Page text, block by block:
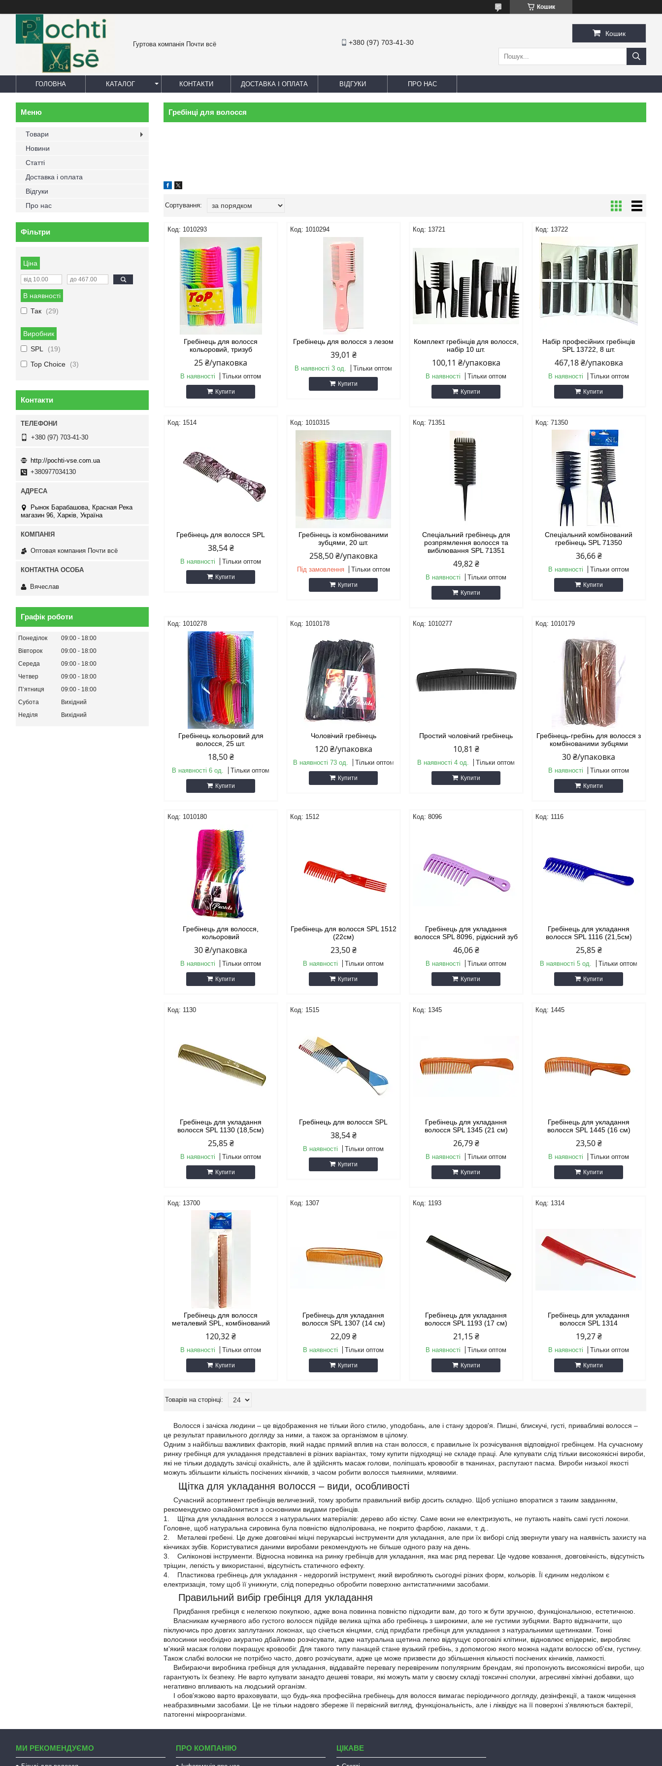
Кошик
Гуртова компанія Почти всё +380 (97) 703-41-30
Кошик
ГОЛОВНА КАТАЛОГ КОНТАКТИ ДОСТАВКА І ОПЛАТА ВІДГУКИ ПРО НАС
Гребінці для волосся
1010293
Гребінець для волосся
кольоровий, тризуб
25 ₴/упаковка
В наявності Тільки оптом
Купити
1010294
Гребінець для волосся з лезом
39,01 ₴
В наявності 3 од. Тільки оптом
Купити
13721
Комплект гребінців для волосся,
набір 10 шт.
100,11 ₴/упаковка
В наявності Тільки оптом
Купити
13722
Набір професійних гребінців
SPL 13722, 8 шт.
467,18 ₴/упаковка
В наявності Тільки оптом
Купити
1514
Гребінець для волосся SPL
38,54 ₴
В наявності Тільки оптом
Купити
1010315
Гребінець із комбінованими
зубцями, 20 шт.
258,50 ₴/упаковка
Під замовлення Тільки оптом
Купити
71351
Спеціальний гребінець для
розпрямлення волосся та
вибілювання SPL 71351
49,82 ₴
В наявності Тільки оптом
Купити
71350
Спеціальний комбінований
гребінець SPL 71350
36,66 ₴
В наявності Тільки оптом
Купити
1010278
Гребінець кольоровий для
волосся, 25 шт.
18,50 ₴
В наявності 6 од. Тільки оптом
Купити
1010178
Чоловічий гребінець
120 ₴/упаковка
В наявності 73 од. Тільки оптом
Купити
1010277
Простий чоловічий гребінець
10,81 ₴
В наявності 4 од. Тільки оптом
Купити
1010179
Гребінець-гребінь для волосся з
комбінованими зубцями
30 ₴/упаковка
В наявності Тільки оптом
Купити
1010180
Гребінець для волосся,
кольоровий
30 ₴/упаковка
В наявності Тільки оптом
Купити
1512
Гребінець для волосся SPL 1512
(22см)
23,50 ₴
В наявності Тільки оптом
Купити
8096
Гребінець для укладання
волосся SPL 8096, рідкісний зуб
46,06 ₴
В наявності Тільки оптом
Купити
1116
Гребінець для укладання
волосся SPL 1116 (21,5см)
25,85 ₴
В наявності 5 од. Тільки оптом
Купити
1130
Гребінець для укладання
волосся SPL 1130 (18,5см)
25,85 ₴
В наявності Тільки оптом
Купити
1515
Гребінець для волосся SPL
38,54 ₴
В наявності Тільки оптом
Купити
1345
Гребінець для укладання
волосся SPL 1345 (21 см)
26,79 ₴
В наявності Тільки оптом
Купити
1445
Гребінець для укладання
волосся SPL 1445 (16 см)
23,50 ₴
В наявності Тільки оптом
Купити
13700
Гребінець для волосся
металевий SPL, комбінований
120,32 ₴
В наявності Тільки оптом
Купити
1307
Гребінець для укладання
волосся SPL 1307 (14 см)
22,09 ₴
В наявності Тільки оптом
Купити
1193
Гребінець для укладання
волосся SPL 1193 (17 см)
21,15 ₴
В наявності Тільки оптом
Купити
1314
Гребінець для укладання
волосся SPL 1314
19,27 ₴
В наявності Тільки оптом
Купити
Волосся і зачіска людини – це відображення не тільки його стилю, уподобань, але і стану здоров'я. Пишні, блискучі, густі, привабливі волосся –
це результат правильного догляду за ними, а також за організмом в цілому.
Одним з найбільш важливих факторів, який надає прямий вплив на стан волосся, є правильне їх розчісування відповідної гребінцем. На сучасному
ринку гребінця для укладання представлені в різних варіантах, тому купити підходящі не складе праці. Але купувати слід тільки високоякісні вироби,
які не тільки додадуть зачісці охайність, але й здійснять масаж голови, поліпшать кровообіг в тканинах, распутают пасма. Вироби низької якості
можуть збільшити кількість посічених кінчиків, з часом робити волосся тьмяними, млявими.
Щітка для укладання волосся – види, особливості
Сучасний асортимент гребінців величезний, тому зробити правильний вибір досить складно. Щоб успішно впоратися з таким завданням,
рекомендуємо ознайомитися з основними видами гребінців.
1. Щітка для укладання волосся з натуральних матеріалів: дерево або кістку. Саме вони не електризують, не путають навіть самі густі локони.
Головне, щоб натуральна сировина була повністю відполірована, не покрито фарбою, лаками, т. д..
2. Металеві гребені. Це дуже довговічні міцні перукарські інструменти для укладання, але при їх виборі слід звернути увагу на наявність захисту на
кінчиках зубів. Користуватися даними виробами рекомендують не більше одного разу на день.
3. Силіконові інструменти. Відносна новинка на ринку гребінців для укладання, яка має ряд переваг. Це чудове ковзання, довговічність, відсутність
тріщин, легкість у використанні, відсутність статичного ефекту.
4. Пластикова гребінець для укладання - недорогий інструмент, який виробляють сьогодні різних форм, кольорів. Її єдиним недоліком є
електризація, тому щоб її уникнути, слід попередньо обробити поверхню антистатичними засобами.
Правильний вибір гребінця для укладання
Придбання гребінця є нелегкою покупкою, адже вона повинна повністю підходити вам, до того ж бути зручною, функціональною, естетичною.
Власникам кучерявого або густого волосся підійде велика щітка або гребінець з широкими, але не густими зубцями. Варто відзначити, що
піклуючись про довгих заплутаних локонах, що січеться кінцями, слід придбати гребінця для укладання з натуральними щетинками. Тонкі
волосинки необхідно акуратно дбайливо розчісувати, адже натуральна щетина легко відлущує ороговілі клітини, відновлює епідерміс, виробляє
м'який масаж голови покращує кровообіг. Для такого типу панацей стане вузький гребінь, з допомогою якого можна надати волоссю об'єм, густину.
Також слабкі волоски не потрібно часто, довго розчісувати, адже це може призвести до збільшення кількості посічених кінчиків, ламкості.
Вибираючи виробника гребінця для укладання, віддавайте перевагу перевіреним популярним брендам, які пропонують високоякісні вироби, що
гарантують їх безпеку. Не варто купувати занадто дешеві товари, які можуть мати у своєму складі токсичні сполуки, агресивні хімічні добавки, що
негативно впливають на людський організм.
І обов'язково варто враховувати, що будь-яка професійна гребінець для волосся вимагає періодичного догляду, дезінфекції, а також чищення
неабразивными засобами. Це не тільки надовго збереже її первісний вигляд, функціональність, але і ліквідує на її поверхні з'являються бактерії,
патогенні мікроорганізми.
Товари
Новини
Статті
Доставка і оплата
Відгуки
Про нас
Фільтри
Ціна
В наявності
Так
29
Виробник
SPL
19
Top Choice
3
Контакти
+380 (97) 703-41-30
http://pochti-vse.com.ua
+380977034130
Рынок Барабашова, Красная Река
магазин 96, Харків, Україна
Оптовая компания Почти всё
Вячеслав
Графік роботи
Понеділок 09:00
18:00
Вівторок
09:00
18:00
Середа
09:00
18:00
Четвер
09:00
18:00
Пʼятниця
09:00
18:00
Субота
Вихідний
Неділя
Вихідний
МИ РЕКОМЕНДУЄМО ПРО КОМПАНІЮ ЦІКАВЕ